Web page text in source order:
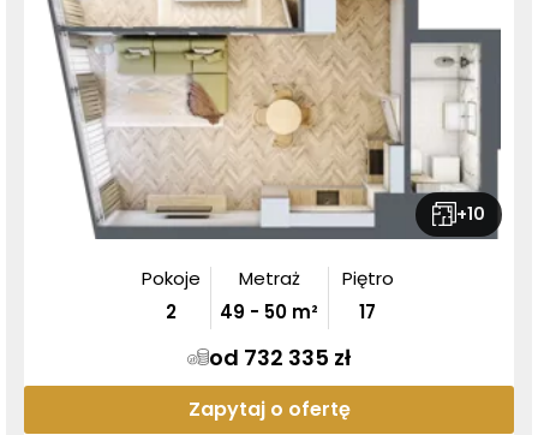
+10
Pokoje
2
Metraż
49 - 50 m²
Piętro
17
od 732 335 zł
Zapytaj o ofertę